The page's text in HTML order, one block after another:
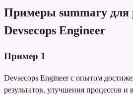
Примеры summary для
Devsecops Engineer
Пример 1
Devsecops Engineer с опытом
результатов, улучшения процессов